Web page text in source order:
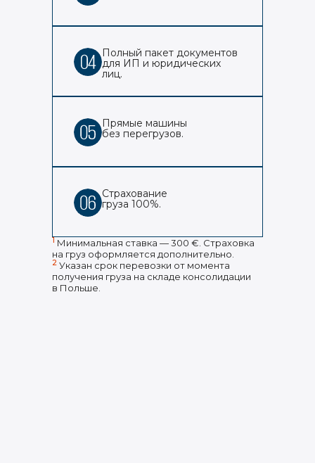
Полный пакет документов
для ИП и юридических
лиц.
Прямые машины
без перегрузов.
Страхование
груза 100%.
1 Минимальная ставка — 300 €. Страховка
на груз оформляется дополнительно.
2 Указан срок перевозки от момента
получения груза на складе консолидации
в Польше.